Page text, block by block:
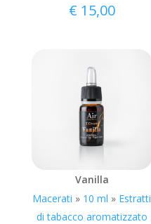
€ 15,00
Vanilla
Macerati » 10 ml » Estratti
di tabacco aromatizzato